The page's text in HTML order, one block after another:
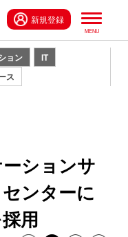
新規登録
ョン
IT
ス
ションサ
ンターに
用